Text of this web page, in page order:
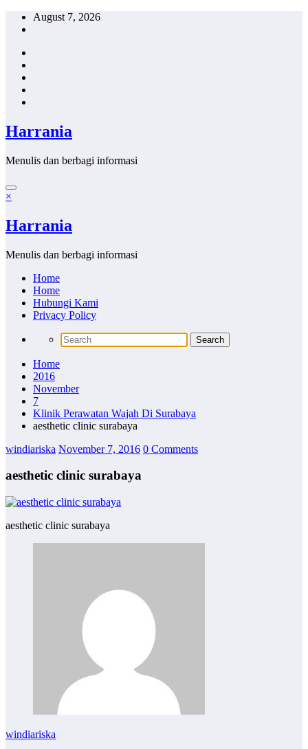
Skip
August 7, 2026
Harrania
Menulis dan berbagi informasi
×
Harrania
Menulis dan berbagi informasi
Home
Home
Hubungi Kami
Privacy Policy
Home
2016
November
7
Klinik Perawatan Wajah Di Surabaya
aesthetic clinic surabaya
windiariska November 7, 2016 0 Comments
aesthetic clinic surabaya
aesthetic clinic surabaya
windiariska